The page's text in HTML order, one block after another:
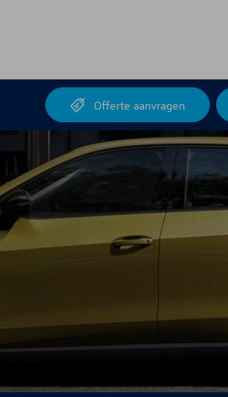
Offerte aanvragen